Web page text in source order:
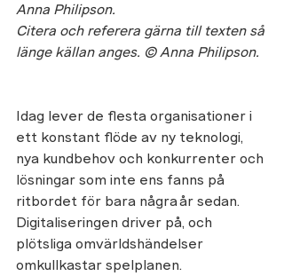
Anna Philipson.
Citera och referera gärna till texten så
länge källan anges. © Anna Philipson.
Idag lever de flesta organisationer i
ett konstant flöde av ny teknologi,
nya kundbehov och konkurrenter och
lösningar som inte ens fanns på
ritbordet för bara några år sedan.
Digitaliseringen driver på, och
plötsliga omvärldshändelser
omkullkastar spelplanen.